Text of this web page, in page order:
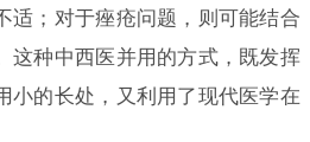
适；对于痤疮问题，则可能结合
这种中西医并用的方式，既发挥
小的长处，又利用了现代医学在